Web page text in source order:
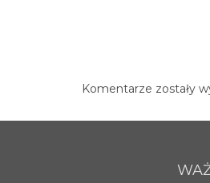
Komentarze zostały